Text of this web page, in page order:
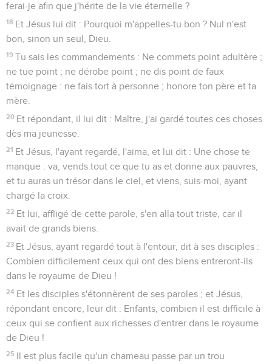
ferai-je afin que j'hérite de la vie éternelle ?
18 Et Jésus lui dit : Pourquoi m'appelles-tu bon ? Nul n'est
bon, sinon un seul, Dieu.
19 Tu sais les commandements : Ne commets point adultère ;
ne tue point ; ne dérobe point ; ne dis point de faux
témoignage : ne fais tort à personne ; honore ton père et ta
mère.
20 Et répondant, il lui dit : Maître, j'ai gardé toutes ces choses
dès ma jeunesse.
21 Et Jésus, l'ayant regardé, l'aima, et lui dit : Une chose te
manque : va, vends tout ce que tu as et donne aux pauvres,
et tu auras un trésor dans le ciel, et viens, suis-moi, ayant
chargé la croix.
22 Et lui, affligé de cette parole, s'en alla tout triste, car il
avait de grands biens.
23 Et Jésus, ayant regardé tout à l'entour, dit à ses disciples :
Combien difficilement ceux qui ont des biens entreront-ils
dans le royaume de Dieu !
24 Et les disciples s'étonnèrent de ses paroles ; et Jésus,
répondant encore, leur dit : Enfants, combien il est difficile à
ceux qui se confient aux richesses d'entrer dans le royaume
de Dieu !
25 Il est plus facile qu'un chameau passe par un trou